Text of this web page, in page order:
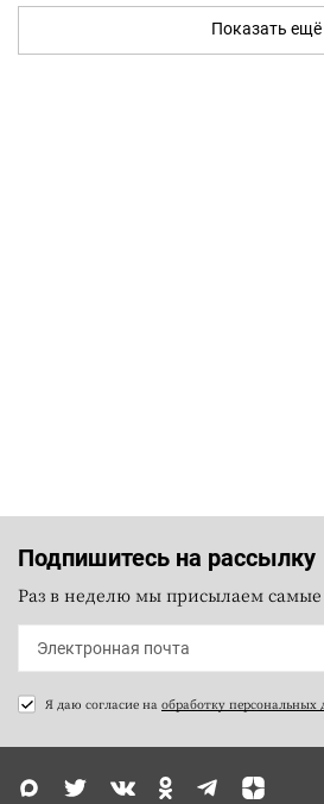
Показать ещё
Подпишитесь на рассылку
Раз в неделю мы присылаем
Я даю согласие на обработку персональных